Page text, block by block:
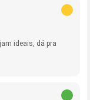
ideais, dá pra